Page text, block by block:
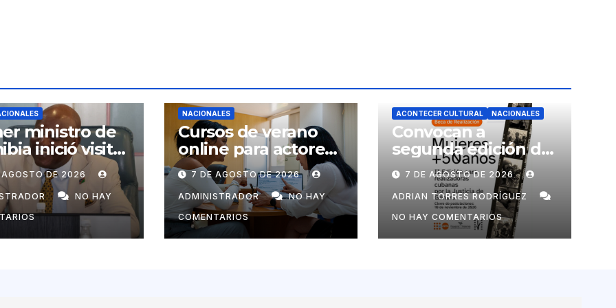
ministro de
inició visita
a Cuba por
de
Marrero
AGOSTO DE 2026
NO HAY
NACIONALES
Cursos de verano
online para actores
económicos y
estatales
7 DE AGOSTO DE 2026
ADMINISTRADOR
NO HAY
COMENTARIOS
ACONTECER CULTURAL NACIONALES
Convocan a
segunda edición de
Beca para
realizadoras
mayores de 50 años
7 DE AGOSTO DE 2026
ADRIAN TORRES RODRÍGUEZ
NO HAY COMENTARIOS